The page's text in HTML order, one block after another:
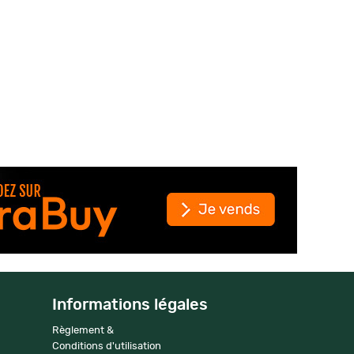
Informations légales
Règlement &
Conditions d'utilisation